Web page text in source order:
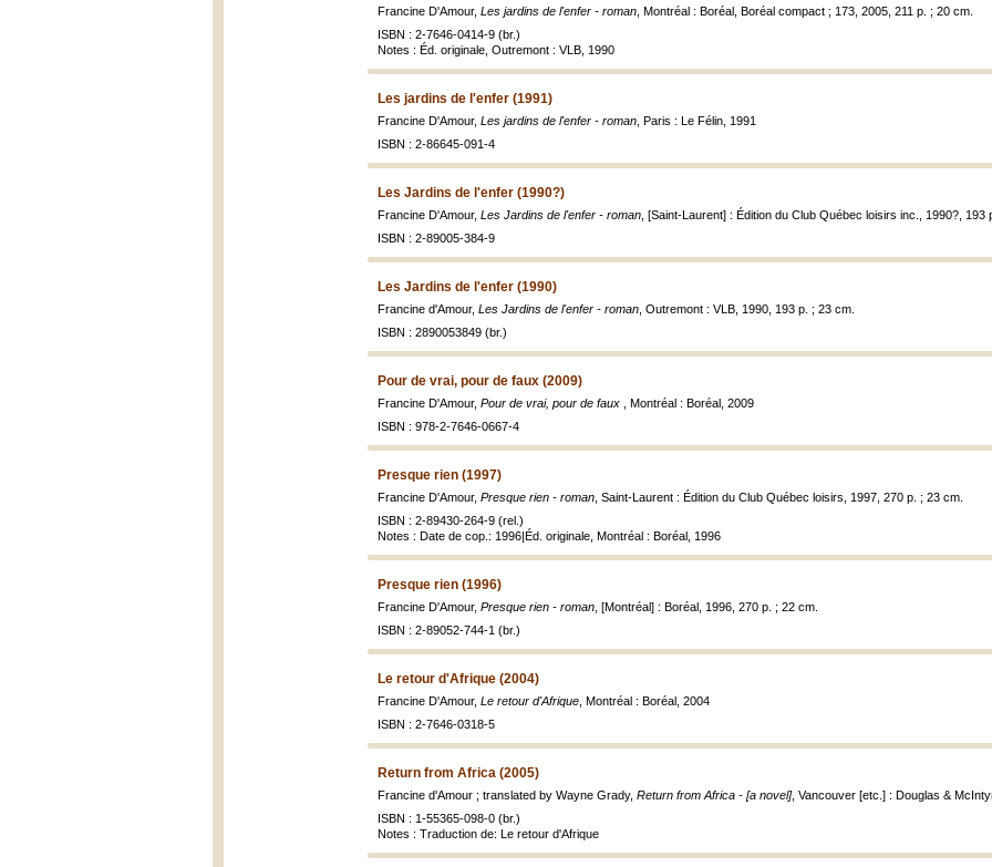
Francine D'Amour, Les jardins de l'enfer - roman , Montréal : Boréal, Boréal compact ; 173, 2005, 211 p. ; 20 cm.
ISBN : 2-7646-0414-9 (br.)
Notes : Éd. originale, Outremont : VLB, 1990
Les jardins de l'enfer (1991)
Francine D'Amour, Les jardins de l'enfer - roman , Paris : Le Félin, 1991
ISBN : 2-86645-091-4
Les Jardins de l'enfer (1990?)
Francine D'Amour, Les Jardins de l'enfer - roman , [Saint-Laurent] : Édition du Club Québec loisirs inc., 1990?, 193
ISBN : 2-89005-384-9
Les Jardins de l'enfer (1990)
Francine d'Amour, Les Jardins de l'enfer - roman , Outremont : VLB, 1990, 193 p. ; 23 cm.
ISBN : 2890053849 (br.)
Pour de vrai, pour de faux (2009)
Francine D'Amour, Pour de vrai, pour de faux
, Montréal : Boréal, 2009
ISBN : 978-2-7646-0667-4
Presque rien (1997)
Francine D'Amour, Presque rien - roman , Saint-Laurent : Édition du Club Québec loisirs, 1997, 270 p. ; 23 cm.
ISBN : 2-89430-264-9 (rel.)
Notes : Date de cop.: 1996|Éd. originale, Montréal : Boréal, 1996
Presque rien (1996)
Francine D'Amour, Presque rien - roman , [Montréal] : Boréal, 1996, 270 p. ; 22 cm.
ISBN : 2-89052-744-1 (br.)
Le retour d'Afrique (2004)
Francine D'Amour, Le retour d'Afrique , Montréal : Boréal, 2004
ISBN : 2-7646-0318-5
Return from Africa (2005)
Francine d'Amour ; translated by Wayne Grady, Return from Africa - [a novel], Vancouver [etc.] : Douglas &
ISBN : 1-55365-098-0 (br.)
Notes : Traduction de: Le retour d'Afrique